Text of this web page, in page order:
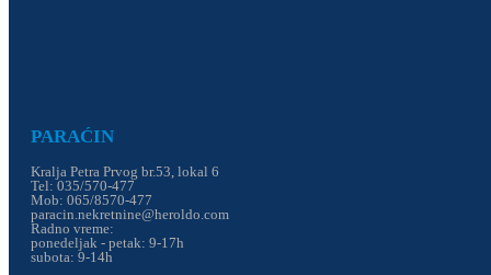
PARAĆIN
Kralja Petra Prvog br.53, lokal 6
Tel: 035/570-477
Mob: 065/8570-477
paracin.nekretnine@heroldo.com
Radno vreme:
ponedeljak - petak: 9-17h
subota: 9-14h